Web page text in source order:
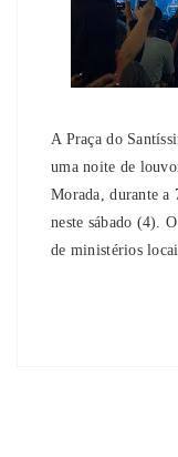
A Praça do
uma noite de
Morada, durante a
neste sábado (4).
de ministérios